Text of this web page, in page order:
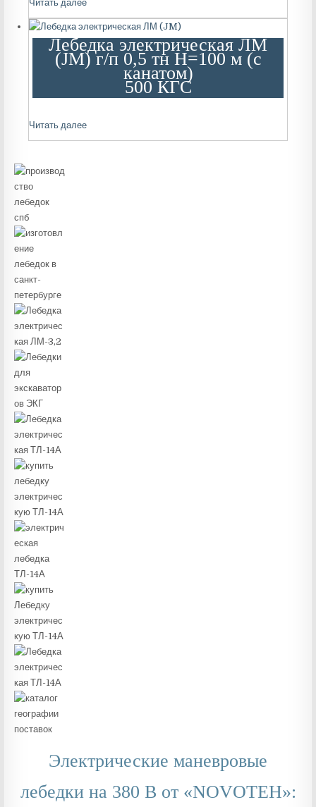
Читать далее
Лебедка электрическая ЛМ
(JM) г/п 0,5 тн Н=100 м (c
канатом)
500 КГС
Читать далее
Электрические маневровые
лебедки на 380 В от «NOVOTEH»: